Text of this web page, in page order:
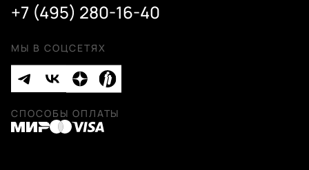
+7 (495) 280-16-40
МЫ В СОЦСЕТЯХ
СПОСОБЫ ОПЛАТЫ